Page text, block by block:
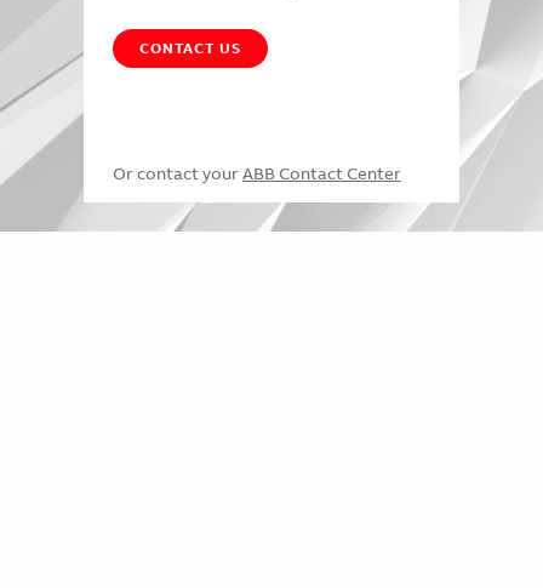
CONTACT US
Or contact your ABB Contact Center